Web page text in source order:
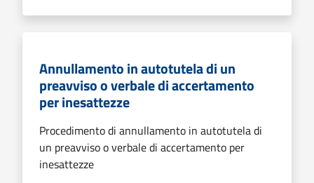
Annullamento in autotutela di un
preavviso o verbale di accertamento
per inesattezze
Procedimento di annullamento in autotutela di
un preavviso o verbale di accertamento per
inesattezze